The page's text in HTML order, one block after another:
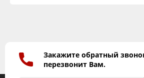
Закажите обратный
перезвонит Вам.